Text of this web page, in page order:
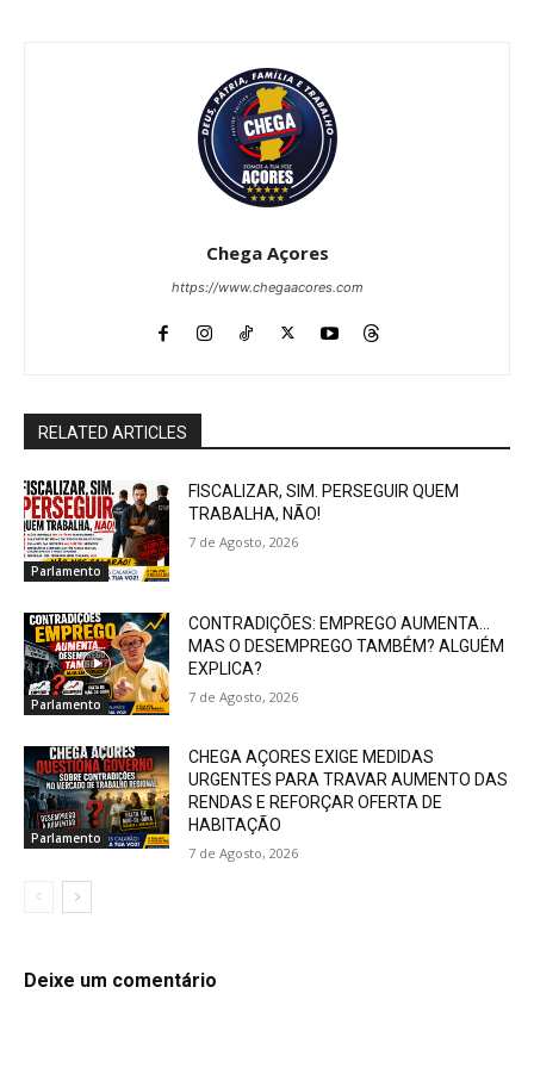
Chega Açores
https://www.chegaacores.com
RELATED ARTICLES
Parlamento
FISCALIZAR, SIM. PERSEGUIR QUEM
TRABALHA, NÃO!
7 de Agosto, 2026
Parlamento
CONTRADIÇÕES: EMPREGO AUMENTA…
MAS O DESEMPREGO TAMBÉM? ALGUÉM
EXPLICA?
7 de Agosto, 2026
Parlamento
CHEGA AÇORES EXIGE MEDIDAS
URGENTES PARA TRAVAR AUMENTO DAS
RENDAS E REFORÇAR OFERTA DE
HABITAÇÃO
7 de Agosto, 2026
Deixe um comentário